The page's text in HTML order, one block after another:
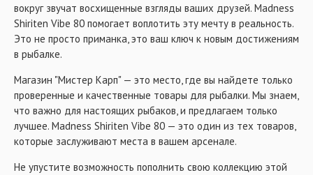
вокруг звучат восхищенные взгляды ваших друзей. Madness
Shiriten Vibe 80 помогает воплотить эту мечту в реальность.
Это не просто приманка, это ваш ключ к новым достижениям
в рыбалке.
Магазин "Мистер Карп" — это место, где вы найдете только
проверенные и качественные товары для рыбалки. Мы знаем,
что важно для настоящих рыбаков, и предлагаем только
лучшее. Madness Shiriten Vibe 80 — это один из тех товаров,
которые заслуживают места в вашем арсенале.
Не упустите возможность пополнить свою коллекцию этой